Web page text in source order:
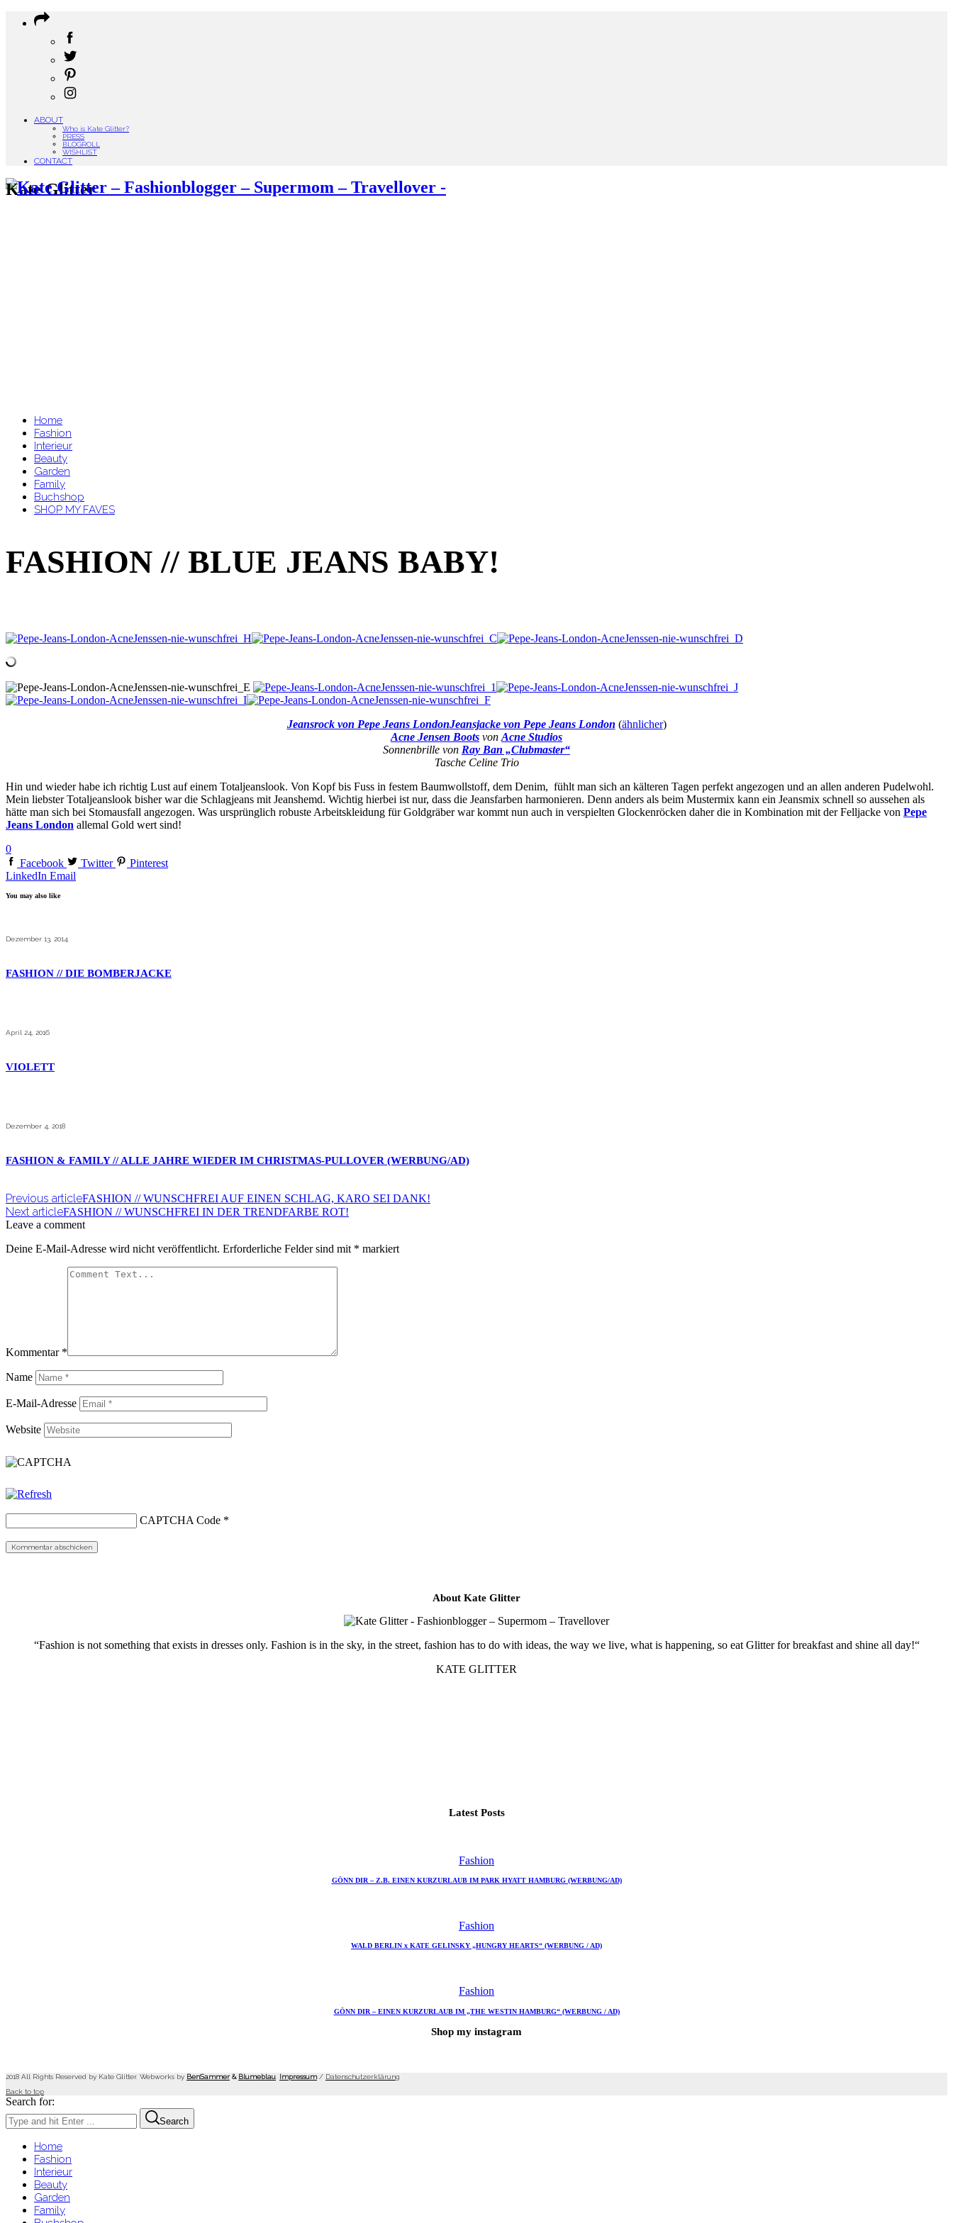
ABOUT
Who is Kate Glitter?
PRESS
BLOGROLL
WISHLIST
CONTACT
Kate Glitter
Home
Fashion
Interieur
Beauty
Garden
Family
Buchshop
SHOP MY FAVES
FASHION // BLUE JEANS BABY!
Jeansrock von Pepe Jeans LondonJeansjacke von Pepe Jeans London (ähnlicher)
Acne Jensen Boots von Acne Studios
Sonnenbrille von Ray Ban „Clubmaster“
Tasche Celine Trio
Hin und wieder habe ich richtig Lust auf einem Totaljeanslook. Von Kopf bis Fuss in festem Baumwollstoff, dem Denim, fühlt man sich an kälteren Tagen perfekt angezogen und an allen anderen Pudelwohl.
Mein liebster Totaljeanslook bisher war die Schlagjeans mit Jeanshemd. Wichtig hierbei ist nur, dass die Jeansfarben harmonieren. Denn anders als beim Mustermix kann ein Jeansmix schnell so aussehen als
hätte man sich bei Stomausfall angezogen. Was ursprünglich robuste Arbeitskleidung für Goldgräber war kommt nun auch in verspielten Glockenröcken daher die in Kombination mit der Felljacke von Pepe
Jeans London allemal Gold wert sind!
0
Facebook
Twitter
Pinterest
LinkedIn Email
You may also like
Dezember 13, 2014
FASHION // DIE BOMBERJACKE
April 24, 2016
VIOLETT
Dezember 4, 2018
FASHION & FAMILY // ALLE JAHRE WIEDER IM CHRISTMAS-PULLOVER (WERBUNG/AD)
Previous articleFASHION // WUNSCHFREI AUF EINEN SCHLAG, KARO SEI DANK!
Next articleFASHION // WUNSCHFREI IN DER TRENDFARBE ROT!
Leave a comment
Deine E-Mail-Adresse wird nicht veröffentlicht. Erforderliche Felder sind mit * markiert
Kommentar *
Name
E-Mail-Adresse
Website
CAPTCHA Code *
About Kate Glitter
“Fashion is not something that exists in dresses only. Fashion is in the sky, in the street, fashion has to do with ideas, the way we live, what is happening, so eat Glitter for breakfast and shine all day!“
KATE GLITTER
Latest Posts
Fashion
GÖNN DIR – Z.B. EINEN KURZURLAUB IM PARK HYATT HAMBURG (WERBUNG/AD)
Fashion
WALD BERLIN x KATE GELINSKY „HUNGRY HEARTS“ (WERBUNG / AD)
Fashion
GÖNN DIR – EINEN KURZURLAUB IM „THE WESTIN HAMBURG“ (WERBUNG / AD)
Shop my instagram
2018 All Rights Reserved by Kate Glitter. Webworks by BenSammer & Blumeblau Impressum/ Datenschutzerklärung
Back to top
Search for:
Search
Home
Fashion
Interieur
Beauty
Garden
Family